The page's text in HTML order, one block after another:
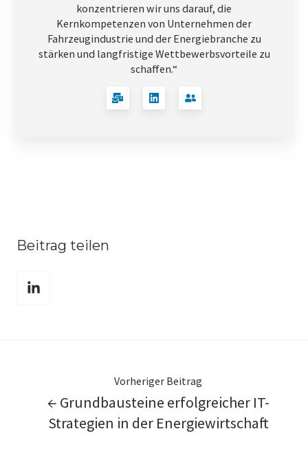
konzentrieren wir uns darauf, die
Kernkompetenzen von Unternehmen der
Fahrzeugindustrie und der Energiebranche zu
stärken und langfristige Wettbewerbsvorteile zu
schaffen.“
Beitrag teilen
Teilen
über
Vorheriger Beitrag
← Grundbausteine erfolgreicher IT-
Strategien in der Energiewirtschaft